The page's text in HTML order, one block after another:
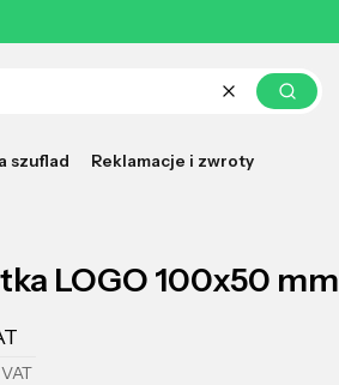
WyczyśćSzukaj
szuflad Reklamacje i zwroty
LOGO 100x50 mm
VAT